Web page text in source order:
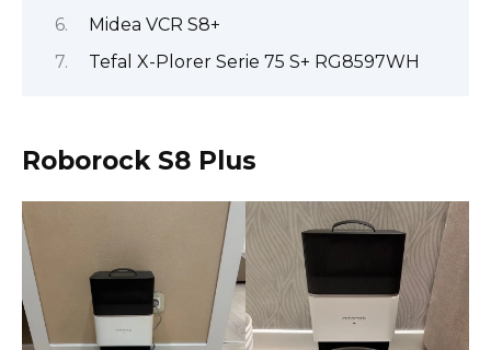
Midea VCR S8+
Tefal X-Plorer Serie 75 S+ RG8597WH
Roborock S8 Plus